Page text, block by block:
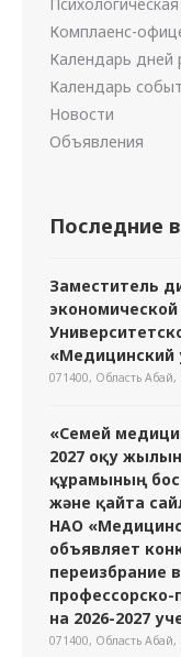
Комплаенс-
Календарь дней
Календарь
Новости
Объявления
Последние
Заместитель
«Медицинский
071400, Область
«Семей
2027 оқу
құрамының
және қайта
НАО
объявляет
переизбрание
профессорско-
на 2026-2027
071400, Область